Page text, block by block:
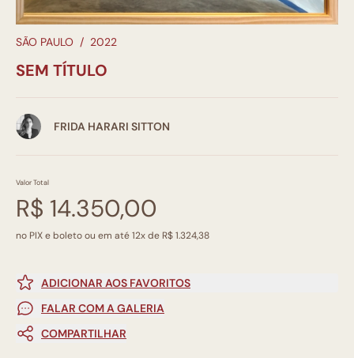
SÃO PAULO / 2022
SEM TÍTULO
FRIDA HARARI SITTON
Valor Total
R$ 14.350,00
no PIX e boleto ou em até 12x de R$ 1.324,38
ADICIONAR AOS FAVORITOS
FALAR COM A GALERIA
COMPARTILHAR